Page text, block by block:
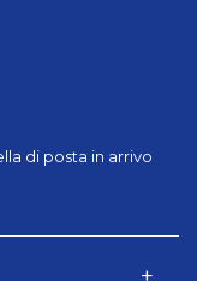
di posta in arrivo